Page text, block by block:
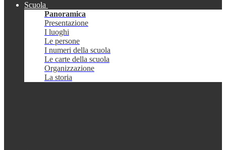
Scuola
Panoramica
Presentazione
I luoghi
Le persone
I numeri della scuola
Le carte della scuola
Organizzazione
La storia